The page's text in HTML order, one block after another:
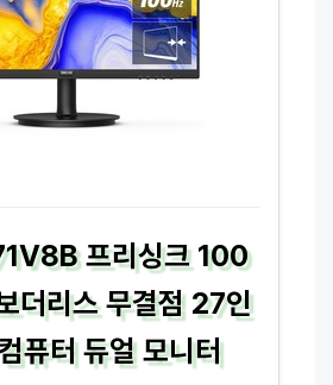
프리싱크 100
더리스 무결점 27인
퓨터 듀얼 모니터